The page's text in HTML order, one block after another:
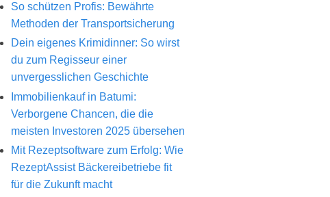
So schützen Profis: Bewährte
Methoden der Transportsicherung
Dein eigenes Krimidinner: So wirst
du zum Regisseur einer
unvergesslichen Geschichte
Immobilienkauf in Batumi:
Verborgene Chancen, die die
meisten Investoren 2025 übersehen
Mit Rezeptsoftware zum Erfolg: Wie
RezeptAssist Bäckereibetriebe fit
für die Zukunft macht